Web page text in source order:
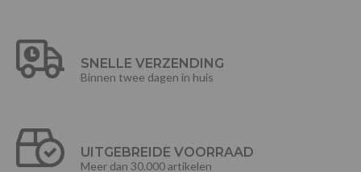
SNELLE VERZENDING
Binnen twee dagen in huis
UITGEBREIDE VOORRAAD
Meer dan 30.000 artikelen